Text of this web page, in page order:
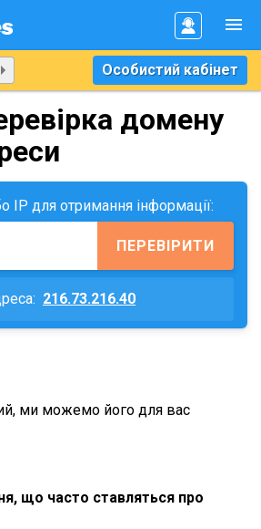
Особистий кабінет
домену
IP для отримання інформації:
ПЕРЕВІРИТИ
216.73.216.40
ми можемо його для вас
що часто ставляться про